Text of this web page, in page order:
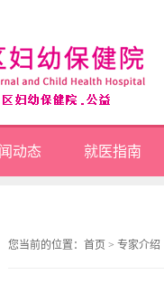
动态 就医指南
您当前的位置： 首页 > 专家介绍